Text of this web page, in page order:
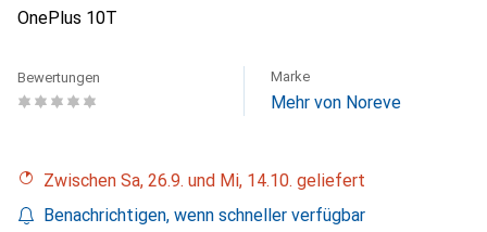
OnePlus 10T
Bewertungen Marke
Mehr von Noreve
Zwischen Sa, 26.9. und Mi, 14.10. geliefert
Benachrichtigen, wenn schneller verfügbar